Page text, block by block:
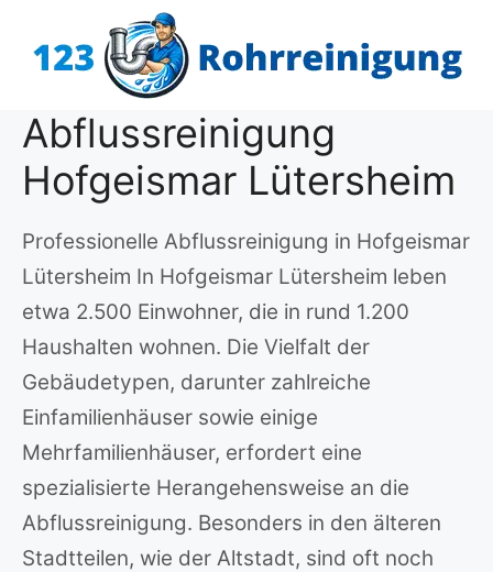
Inhalt
Abflussreinigung
Hofgeismar Lütersheim
Professionelle Abflussreinigung in Hofgeismar
Lütersheim In Hofgeismar Lütersheim leben
etwa 2.500 Einwohner, die in rund 1.200
Haushalten wohnen. Die Vielfalt der
Gebäudetypen, darunter zahlreiche
Einfamilienhäuser sowie einige
Mehrfamilienhäuser, erfordert eine
spezialisierte Herangehensweise an die
Abflussreinigung. Besonders in den älteren
Stadtteilen, wie der Altstadt, sind oft noch